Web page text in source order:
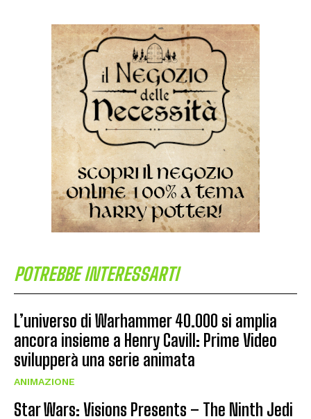
POTREBBE INTERESSARTI
L’universo di Warhammer 40.000 si amplia
ancora insieme a Henry Cavill: Prime Video
svilupperà una serie animata
ANIMAZIONE
Star Wars: Visions Presents – The Ninth Jedi